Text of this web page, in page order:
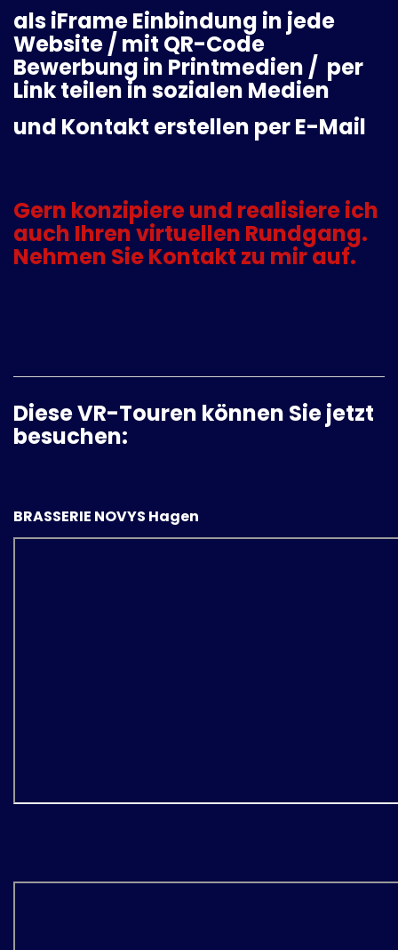
alsiFrame Einbindung in jede
Website / mit QR-Code
Bewerbung in Printmedien / per
Link teilen in sozialen Medien
und Kontakt erstellen per E-Mail
Gern konzipiere und realisiere ich
auch Ihren virtuellen Rundgang.
Nehmen Sie Kontakt zu mir auf.
Diese VR-Touren können Sie jetzt
besuchen:
BRASSERIE NOVYS Hagen